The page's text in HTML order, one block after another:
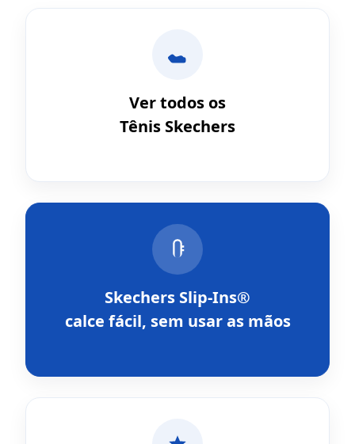
Ver todos os
Tênis Skechers
Skechers Slip-Ins®
calce fácil, sem usar as mãos